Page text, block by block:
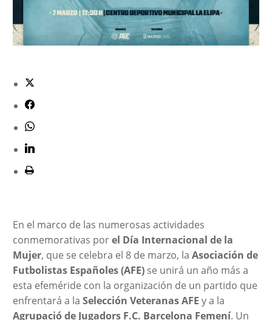
En el marco de las numerosas actividades
conmemorativas porel Día Internacional de la
Mujer, que se celebra el 8 de marzo, la Asociación de
Futbolistas Españoles (AFE)se unirá un año más a
esta efeméride con la organización de un partido que
enfrentará a la Selección Veteranas AFE y a la
Agrupació de Jugadors F.C. Barcelona Femení. Un